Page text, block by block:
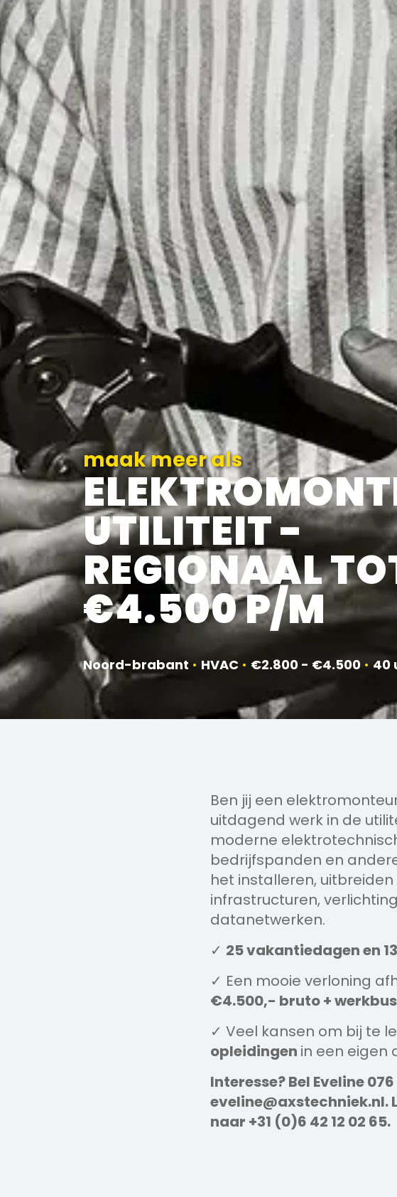
maak meer als
UTILITEIT -
REGIONAAL
€4.500 P/M
Noord-brabant • HVAC • €2.800 - €4.500 • 40
Ben jij een
uitdagend werk in de
moderne
bedrijfspanden en
het installeren,
infrastructuren,
datanetwerken.
✓ 25 vakantiedagen en
✓ Een mooie verloning
€4.500,- bruto +
✓ Veel kansen om bij te
opleidingen in een eigen
Interesse? Bel Eveline
eveline@axstechniek.nl.
naar +31 (0)6 42 12 02 65.